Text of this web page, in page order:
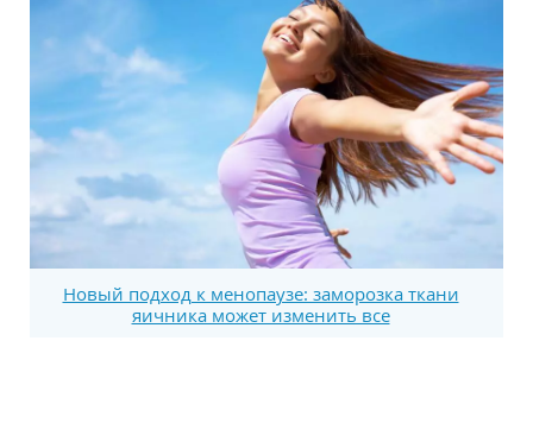
Новый подход к менопаузе: заморозка ткани
яичника может изменить все